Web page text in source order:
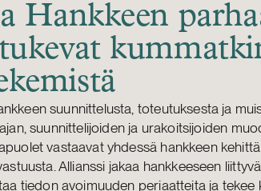
Hankkeen
suunnittelusta, toteutuksesta ja
suunnittelijoiden ja urakoitsijoiden
vastaavat yhdessä hankkeen
Allianssi jakaa hankkeeseen
tiedon avoimuuden periaatteita ja tekee